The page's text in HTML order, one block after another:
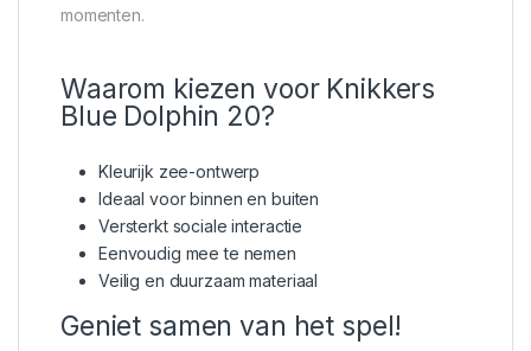
momenten.
Waarom kiezen voor Knikkers
Blue Dolphin 20?
Kleurijk zee-ontwerp
Ideaal voor binnen en buiten
Versterkt sociale interactie
Eenvoudig mee te nemen
Veilig en duurzaam materiaal
Geniet samen van het spel!